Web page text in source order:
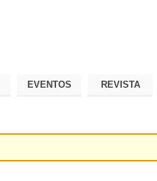
EVENTOS REVISTA